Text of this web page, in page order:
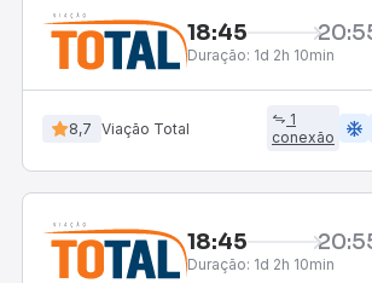
18:45
Duração: 1d 2h 10min
8,7 Viação Total
1
conexão
ac_unit
18:45
Duração: 1d 2h 10min